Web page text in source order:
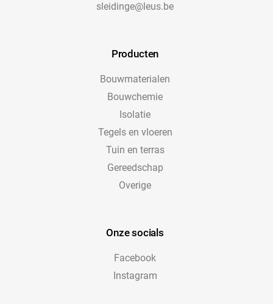
sleidinge@leus.be
Producten
Bouwmaterialen
Bouwchemie
Isolatie
Tegels en vloeren
Tuin en terras
Gereedschap
Overige
Onze socials
Facebook
Instagram